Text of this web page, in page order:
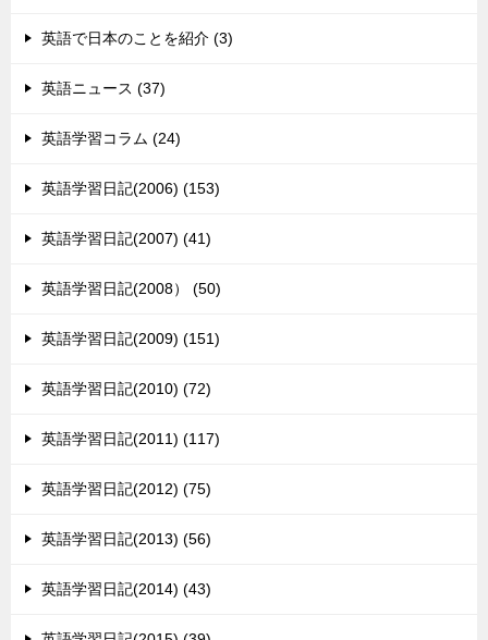
英語で日本のことを紹介 (3)
英語ニュース (37)
英語学習コラム (24)
英語学習日記(2006) (153)
英語学習日記(2007) (41)
英語学習日記(2008） (50)
英語学習日記(2009) (151)
英語学習日記(2010) (72)
英語学習日記(2011) (117)
英語学習日記(2012) (75)
英語学習日記(2013) (56)
英語学習日記(2014) (43)